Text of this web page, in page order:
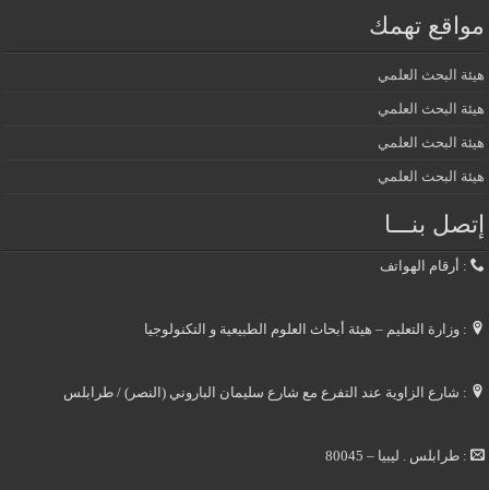
مواقع تهمك
هيئة البحث العلمي
هيئة البحث العلمي
هيئة البحث العلمي
هيئة البحث العلمي
إتصل بنـــا
: أرقام الهواتف
: وزارة التعليم – هيئة أبحاث العلوم الطبيعية و التكنولوجيا
: شارع الزاوية عند التفرع مع شارع سليمان الباروني (النصر) / طرابلس
: طرابلس . ليبيا – 80045